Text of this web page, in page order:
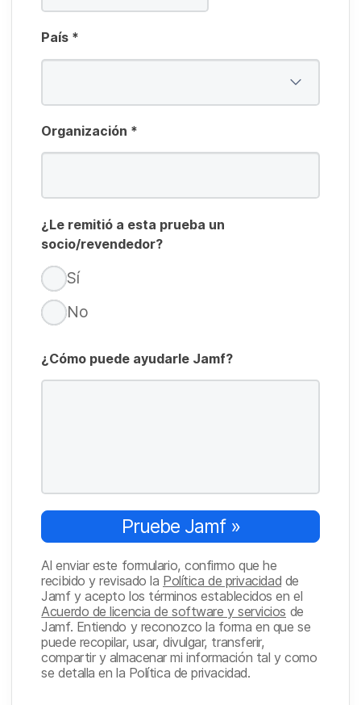
País *
Organización *
¿Le remitió a esta prueba un
socio/revendedor?
Sí
No
¿Cómo puede ayudarle Jamf?
Pruebe Jamf »
Al enviar este formulario, confirmo que he
recibido y revisado la Política de privacidad de
Jamf y acepto los términos establecidos en el
Acuerdo de licencia de software y servicios de
Jamf. Entiendo y reconozco la forma en que se
puede recopilar, usar, divulgar, transferir,
compartir y almacenar mi información tal y como
se detalla en la Política de privacidad.